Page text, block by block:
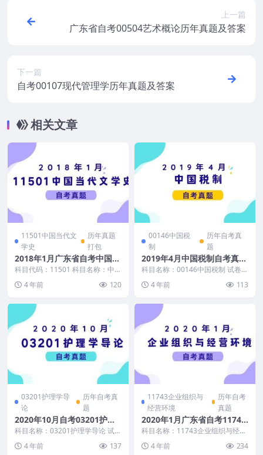
上一篇
广东省自考00504艺术概论历年真题及答案
下一篇
自考00107现代管理学历年真题及答案
相关文章
11501中国当代文
学史
历年真题
打包
2018年1月广东省自考中国当
代文学史真题及答案
科目代码：11501 科目名称：中国
当代文学史 真题示例： (文档是没
有水印的,...
4 年前 120
00146中国税
制
历年自考真
题
2019年4月中国税制自考真题
和答案
科目名称：00146中国税制 试卷全
称：2019年4月全国高等教育自学
考试中国税...
4 年前 113
03201护理学导
论
历年自考真
题
2020年10月自考03201护理
学导论真题及答案
科目名称：03201护理学导论 试卷
考试护理学...
4 年前 137
11743企业组织与
经营环境
历年自考
真题
2020年1月广东省自考11743
企业组织与经营环境真题和答
案
科目名称：11743企业组织与经营
自考商务运...
4 年前 234